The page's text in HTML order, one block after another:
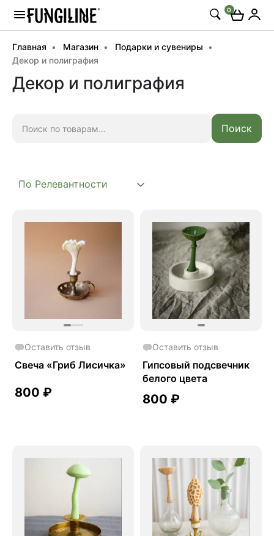
0
Главная Магазин
Подарки и сувениры
Декор и полиграфия
Декор и полиграфия
Поиск
Оставить отзыв
Свеча «Гриб Лисичка»
800 ₽
Оставить отзыв
Гипсовый подсвечник
белого цвета
800 ₽